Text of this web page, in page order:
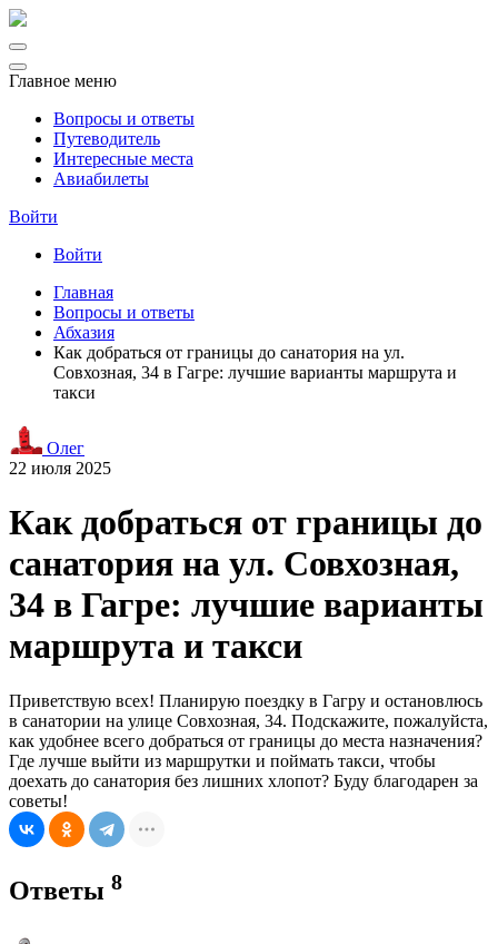
Главное меню
Вопросы и ответы
Путеводитель
Интересные места
Авиабилеты
Войти
Войти
Главная
Вопросы и ответы
Абхазия
Как добраться от границы до санатория на ул.
Совхозная, 34 в Гагре: лучшие варианты маршрута и
такси
Олег
22 июля 2025
Как добраться от границы до
санатория на ул. Совхозная,
34 в Гагре: лучшие варианты
маршрута и такси
Приветствую всех! Планирую поездку в Гагру и остановлюсь
в санатории на улице Совхозная, 34. Подскажите, пожалуйста,
как удобнее всего добраться от границы до места назначения?
Где лучше выйти из маршрутки и поймать такси, чтобы
доехать до санатория без лишних хлопот? Буду благодарен за
советы!
Ответы 8